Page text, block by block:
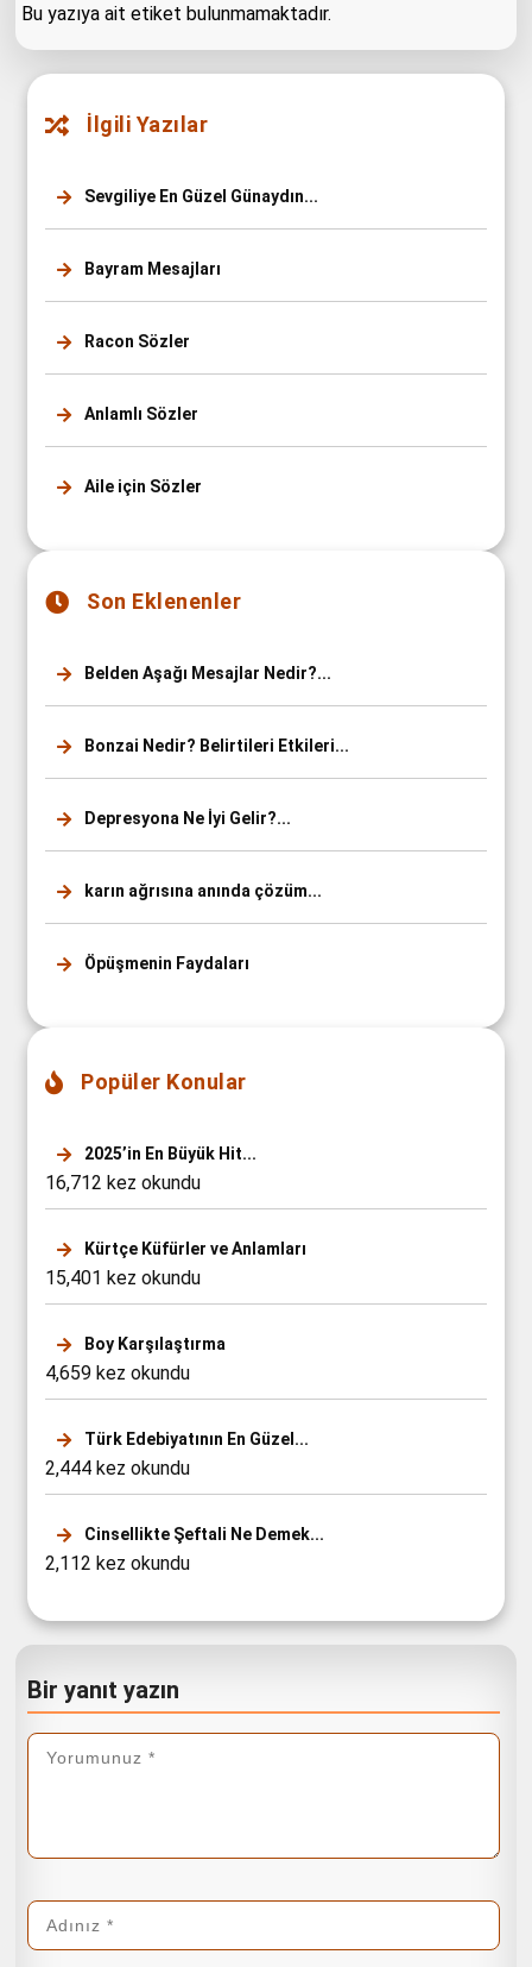
Bu yazıya ait etiket bulunmamaktadır.
İlgili Yazılar
Sevgiliye En Güzel Günaydın...
Bayram Mesajları
Racon Sözler
Anlamlı Sözler
Aile için Sözler
Son Eklenenler
Belden Aşağı Mesajlar Nedir?...
Bonzai Nedir? Belirtileri Etkileri...
Depresyona Ne İyi Gelir?...
karın ağrısına anında çözüm...
Öpüşmenin Faydaları
Popüler Konular
2025’in En Büyük Hit...
16,712 kez okundu
Kürtçe Küfürler ve Anlamları
15,401 kez okundu
Boy Karşılaştırma
4,659 kez okundu
Türk Edebiyatının En Güzel...
2,444 kez okundu
Cinsellikte Şeftali Ne Demek...
2,112 kez okundu
Bir yanıt yazın